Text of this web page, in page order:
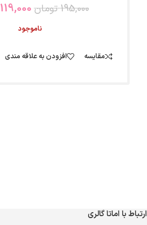
195,000 تومان119,000
ناموجود
مقایسه افزودن به علاقه مندی
ارتباط با اماتا گالری